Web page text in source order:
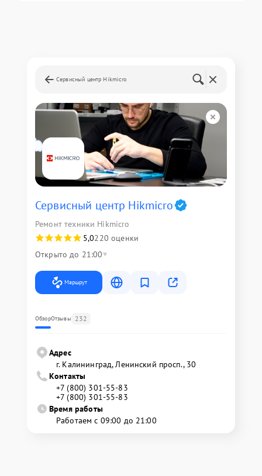
Сервисный центр Hikmicro
Сервисный центр Hikmicro
Ремонт техники Hikmicro
5,0220 оценки
Открыто до 21:00
Маршрут
ОбзорОтзывы 232
Адрес
г. Калининград, Ленинский просп., 30
Контакты
+7 (800) 301-55-83
+7 (800) 301-55-83
Время работы
Работаем с 09:00 до 21:00